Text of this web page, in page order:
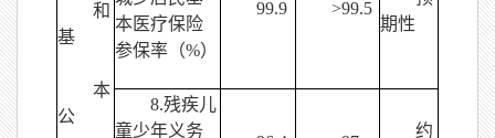
和
基
本
公
本医疗保险
参保率（%）
99.9 >99.5
期性
8.残疾儿
童少年义务
约